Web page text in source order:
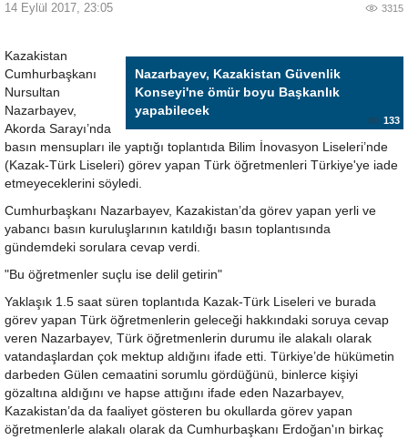
14 Eylül 2017, 23:05 3315
Nazarbayev, Kazakistan Güvenlik
Konseyi'ne ömür boyu Başkanlık
yapabilecek
133
Kazakistan
Cumhurbaşkanı
Nursultan
Nazarbayev,
Akorda Sarayı’nda
basın mensupları ile yaptığı toplantıda Bilim İnovasyon Liseleri’nde
(Kazak-Türk Liseleri) görev yapan Türk öğretmenleri Türkiye'ye iade
etmeyeceklerini söyledi.
Cumhurbaşkanı Nazarbayev, Kazakistan’da görev yapan yerli ve
yabancı basın kuruluşlarının katıldığı basın toplantısında
gündemdeki sorulara cevap verdi.
"Bu öğretmenler suçlu ise delil getirin"
Yaklaşık 1.5 saat süren toplantıda Kazak-Türk Liseleri ve burada
görev yapan Türk öğretmenlerin geleceği hakkındaki soruya cevap
veren Nazarbayev, Türk öğretmenlerin durumu ile alakalı olarak
vatandaşlardan çok mektup aldığını ifade etti. Türkiye’de hükümetin
darbeden Gülen cemaatini sorumlu gördüğünü, binlerce kişiyi
gözaltına aldığını ve hapse attığını ifade eden Nazarbayev,
Kazakistan’da da faaliyet gösteren bu okullarda görev yapan
öğretmenlerle alakalı olarak da Cumhurbaşkanı Erdoğan'ın birkaç